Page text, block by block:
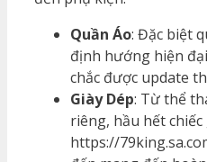
Quần Áo: Đặc biệt
định hướng hiện
chắc được update
Giày Dép: Từ thể
riêng, hầu hết chiếc
https://